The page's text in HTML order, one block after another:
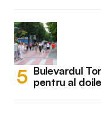
Bulevardul
pentru al